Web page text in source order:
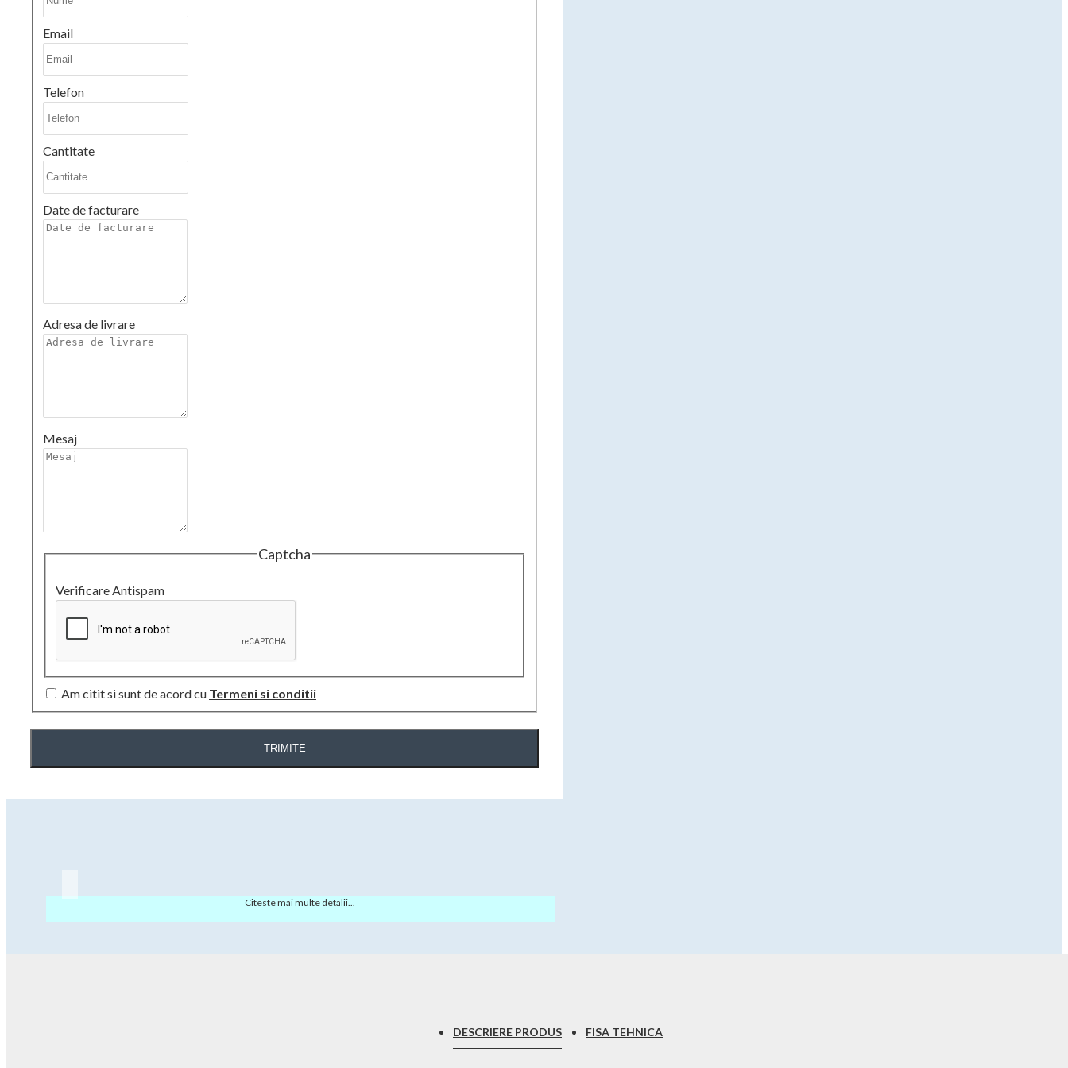
Email
Telefon
Cantitate
Date de facturare
Adresa de livrare
Mesaj
Captcha
Verificare Antispam
Am citit si sunt de acord cu Termeni si conditii
TRIMITE
Citeste mai multe detalii...
DESCRIERE PRODUS FISA TEHNICA